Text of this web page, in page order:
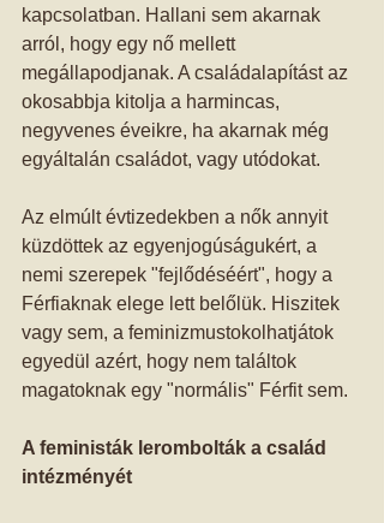
kapcsolatban. Hallani sem akarnak
arról, hogy egy nő mellett
megállapodjanak. A családalapítást az
okosabbja kitolja a harmincas,
negyvenes éveikre, ha akarnak még
egyáltalán családot, vagy utódokat.
Az elmúlt évtizedekben a nők annyit
küzdöttek az egyenjogúságukért, a
nemi szerepek "fejlődéséért", hogy a
Férfiaknak elege lett belőlük. Hiszitek
vagy sem, a feminizmustokolhatjátok
egyedül azért, hogy nem találtok
magatoknak egy "normális" Férfit sem.
A feministák lerombolták a család
intézményét